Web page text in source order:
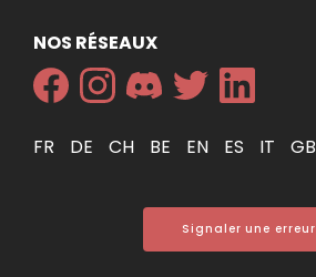
NOS RÉSEAUX
FR DE CH BE EN ES IT GB
Signaler une erreur